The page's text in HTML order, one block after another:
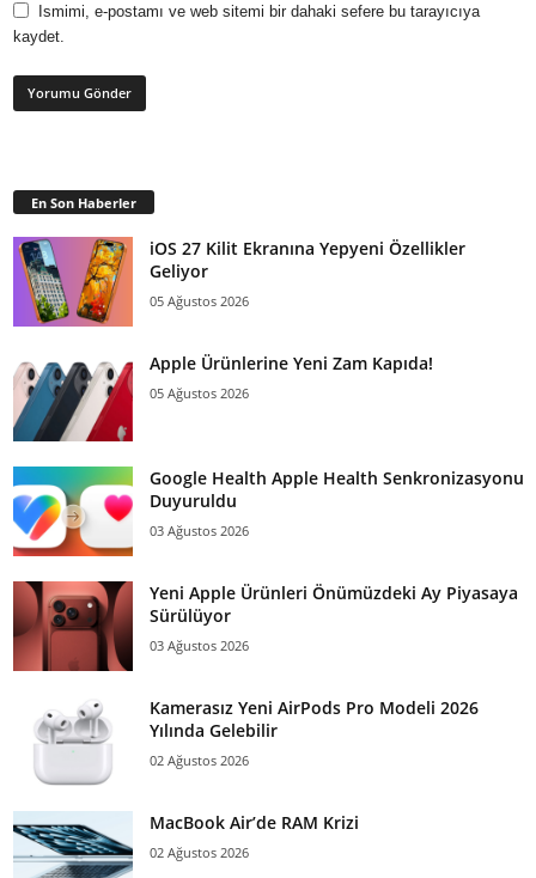
Ismimi, e-postamı ve web sitemi bir dahaki sefere bu tarayıcıya
kaydet.
En Son Haberler
iOS 27 Kilit Ekranına Yepyeni Özellikler
Geliyor
05 Ağustos 2026
Apple Ürünlerine Yeni Zam Kapıda!
05 Ağustos 2026
Google Health Apple Health Senkronizasyonu
Duyuruldu
03 Ağustos 2026
Yeni Apple Ürünleri Önümüzdeki Ay Piyasaya
Sürülüyor
03 Ağustos 2026
Kamerasız Yeni AirPods Pro Modeli 2026
Yılında Gelebilir
02 Ağustos 2026
MacBook Air’de RAM Krizi
02 Ağustos 2026